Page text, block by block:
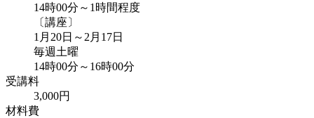
14時00分～1時間程度
〔講座〕
1月20日～2月17日
毎週土曜
14時00分～16時00分
受講料
3,000円
材料費